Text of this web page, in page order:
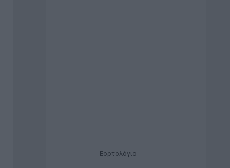
Εορτολόγιο